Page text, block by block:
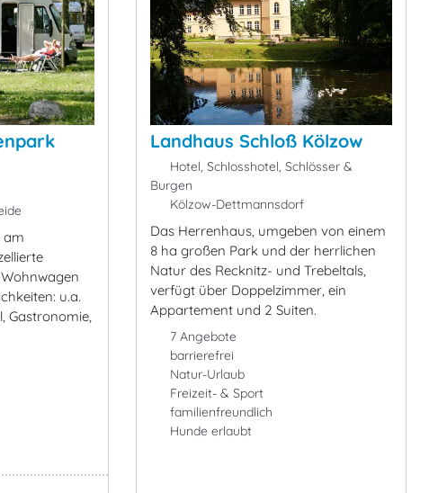
am
u.a.
Gastronomie,
Landhaus Schloß Kölzow
Hotel, Schlosshotel, Schlösser &
Burgen
Kölzow-Dettmannsdorf
Das Herrenhaus, umgeben von einem
8 ha großen Park und der herrlichen
Natur des Recknitz- und Trebeltals,
verfügt über Doppelzimmer, ein
Appartement und 2 Suiten.
7 Angebote
barrierefrei
Natur-Urlaub
Freizeit- & Sport
familienfreundlich
Hunde erlaubt